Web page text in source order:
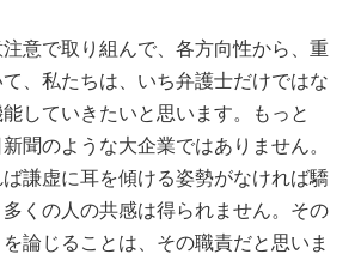
意で取り組んで、各方向性から、重
、私たちは、いち弁護士だけではな
していきたいと思います。もっと
聞のような大企業ではありません。
謙虚に耳を傾ける姿勢がなければ驕
くの人の共感は得られません。その
論じることは、その職責だと思いま